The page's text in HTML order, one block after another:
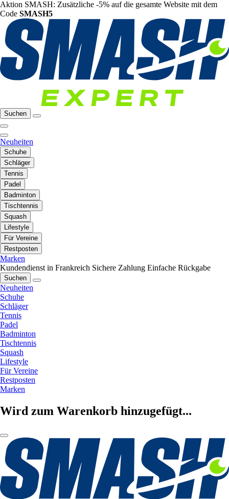
Aktion SMASH: Zusätzliche -5% auf die gesamte Website mit dem
Code SMASH5
Suchen
Neuheiten
Schuhe
Schläger
Tennis
Padel
Badminton
Tischtennis
Squash
Lifestyle
Für Vereine
Restposten
Marken
Kundendienst in Frankreich Sichere Zahlung Einfache Rückgabe
Suchen
Neuheiten
Schuhe
Schläger
Tennis
Padel
Badminton
Tischtennis
Squash
Lifestyle
Für Vereine
Restposten
Marken
Wird zum Warenkorb hinzugefügt...